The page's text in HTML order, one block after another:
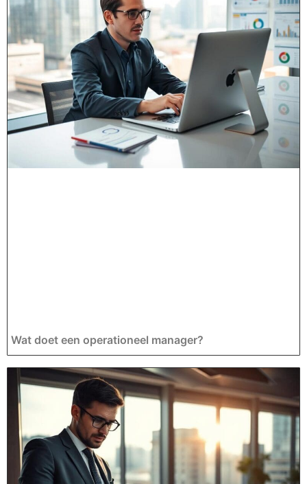
Wat doet een operationeel manager?